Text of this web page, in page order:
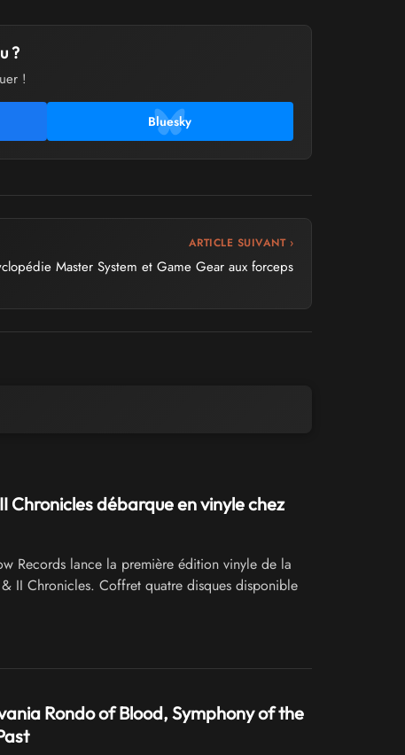
?
!
Bluesky
ARTICLE SUIVANT ›
Master System et Game Gear aux forceps
Chronicles débarque en vinyle chez
Records lance la première édition vinyle de la
II Chronicles. Coffret quatre disques disponible
Rondo of Blood, Symphony of the